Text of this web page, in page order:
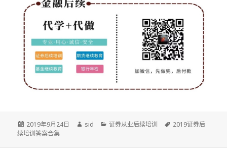
发
布
2019年9月24日
作
sid
分
证券从业后续培训
标
2019证券后
续培训答案合集